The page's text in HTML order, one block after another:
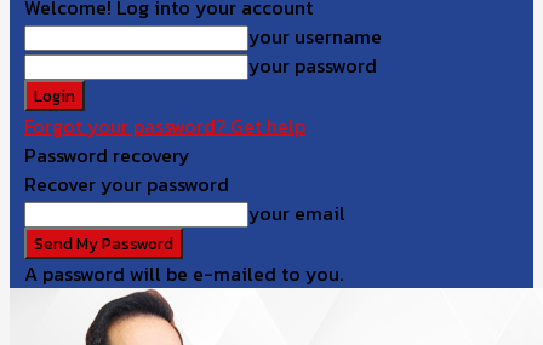
Welcome! Log into your account
your username
your password
Forgot your password? Get help
Password recovery
Recover your password
your email
A password will be e-mailed to you.